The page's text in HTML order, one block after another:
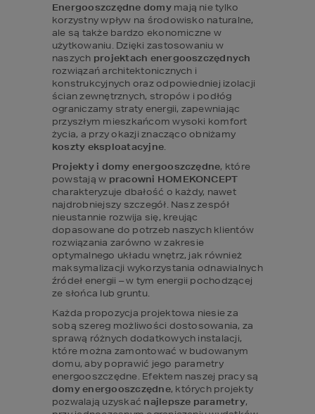
Energooszczędne domy mają nie tylko
korzystny wpływ na środowisko naturalne,
ale są także bardzo ekonomiczne w
użytkowaniu. Dzięki zastosowaniu w
naszych projektach energooszczędnych
rozwiązań architektonicznych i
konstrukcyjnych oraz odpowiedniej izolacji
ścian zewnętrznych, stropów i podłóg
ograniczamy straty energii, zapewniając
przyszłym mieszkańcom wysoki komfort
koszty eksploatacyjne.
Projekty i domy energooszczędne, które
powstają w pracowni HOMEKONCEPT
charakteryzuje dbałość o każdy, nawet
najdrobniejszy szczegół. Nasz zespół
nieustannie rozwija się, kreując
dopasowane do potrzeb naszych klientów
rozwiązania zarówno w zakresie
optymalnego układu wnętrz, jak również
maksymalizacji wykorzystania odnawialnych
źródeł energii – w tym energii pochodzącej
ze słońca lub gruntu.
Każda propozycja projektowa niesie za
sobą szereg możliwości dostosowania, za
sprawą różnych dodatkowych instalacji,
które można zamontować w budowanym
domu, aby poprawić jego parametry
domy energooszczędne, których projekty
pozwalają uzyskać najlepsze parametry,